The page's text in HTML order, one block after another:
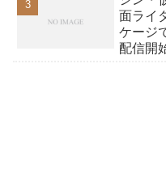
面ライ
ケージ
配信開